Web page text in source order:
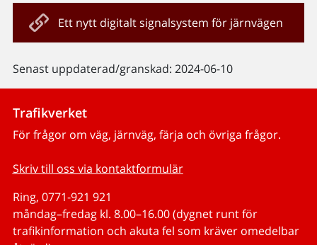
Ett nytt digitalt signalsystem för järnvägen
Senast uppdaterad/granskad: 2024-06-10
Trafikverket
För frågor om väg, järnväg, färja och övriga frågor.
Skriv till oss via kontaktformulär
Ring, 0771-921 921
måndag–fredag kl. 8.00–16.00 (dygnet runt för
trafikinformation och akuta fel som kräver omedelbar